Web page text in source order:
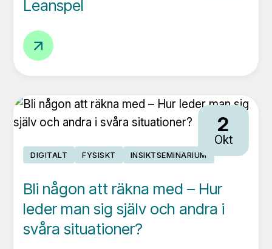
Leanspel
Leanspel
2
Okt
DIGITALT FYSISKT INSIKTSEMINARIUM
Bli någon att räkna med – Hur
leder man sig själv och andra i
svåra situationer?